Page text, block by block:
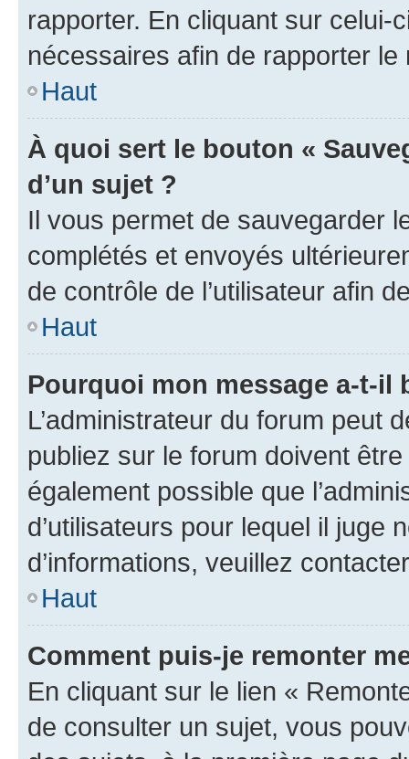
rapporter. En cliquant sur
nécessaires afin de rapporter le
Haut
À quoi sert le bouton «
d’un sujet ?
Il vous permet de sauvegarder
complétés et envoyés
de contrôle de l’utilisateur afin
Haut
Pourquoi mon message a-t-il
L’administrateur du forum peut
publiez sur le forum doivent
également possible que
d’utilisateurs pour lequel il juge
d’informations, veuillez
Haut
Comment puis-je remonter
En cliquant sur le lien «
de consulter un sujet, vous